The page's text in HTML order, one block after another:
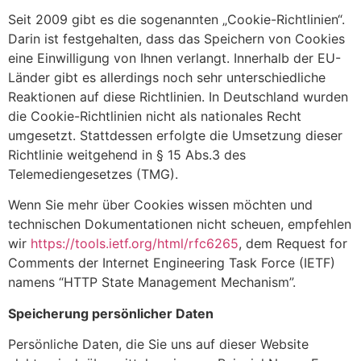
Seit 2009 gibt es die sogenannten „Cookie-Richtlinien“.
Darin ist festgehalten, dass das Speichern von Cookies
eine Einwilligung von Ihnen verlangt. Innerhalb der EU-
Länder gibt es allerdings noch sehr unterschiedliche
Reaktionen auf diese Richtlinien. In Deutschland wurden
die Cookie-Richtlinien nicht als nationales Recht
umgesetzt. Stattdessen erfolgte die Umsetzung dieser
Richtlinie weitgehend in § 15 Abs.3 des
Telemediengesetzes (TMG).
Wenn Sie mehr über Cookies wissen möchten und
technischen Dokumentationen nicht scheuen, empfehlen
wir https://tools.ietf.org/html/rfc6265, dem Request for
Comments der Internet Engineering Task Force (IETF)
namens “HTTP State Management Mechanism”.
Speicherung persönlicher Daten
Persönliche Daten, die Sie uns auf dieser Website